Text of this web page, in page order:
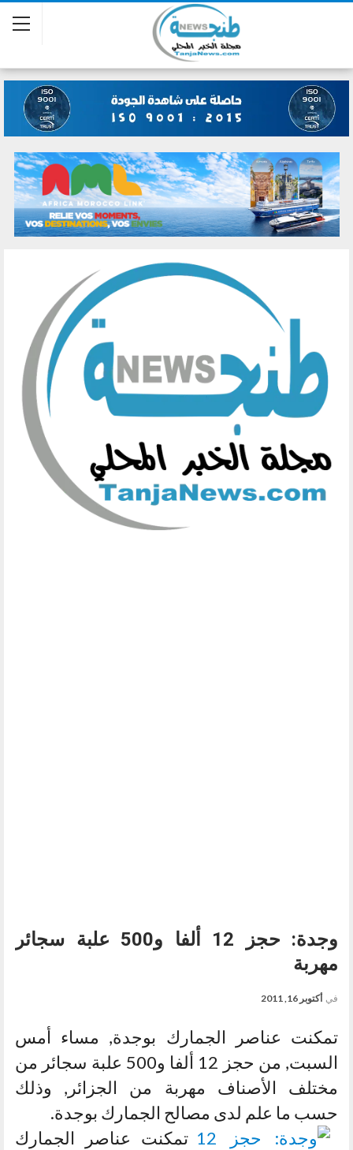
وجدة: حجز 12 ألفا و500 علبة سجائر
مهربة
في أكتوبر 16, 2011
تمكنت عناصر الجمارك بوجدة, مساء أمس
السبت, من حجز 12 ألفا و500 علبة سجائر من
مختلف الأصناف مهربة من الجزائر, وذلك
حسب ما علم لدى مصالح الجمارك بوجدة.
تمكنت عناصر الجمارك